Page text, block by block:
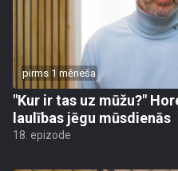
pirms 1 mēneša
"Kur ir tas uz mūžu?"
laulības jēgu mūsdienās
18. epizode